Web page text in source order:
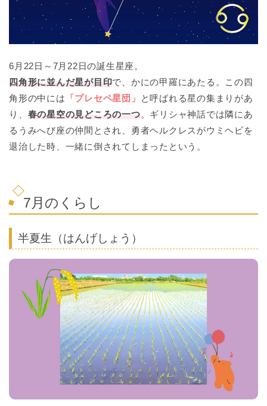
6月22日～7月22日の誕生星座。
四角形に並んだ星が目印で、かにの甲羅にあたる。この四
角形の中には 「プレセペ星団」
と呼ばれる星の集まりがあ
り、 春の星空の見どころの一つ。ギリシャ神話では隣にあ
るうみへび座の仲間とされ、勇者ヘルクレスがウミヘビを
退治した時、一緒に倒されてしまったという。
7月のくらし
半夏生（はんげしょう）